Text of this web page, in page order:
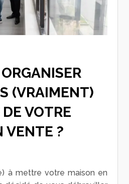
(VRAIMENT)
VOTRE
VENTE ?
à mettre votre maison en